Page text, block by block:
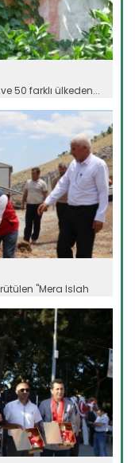
50 farklı ülkeden...
"Mera Islah